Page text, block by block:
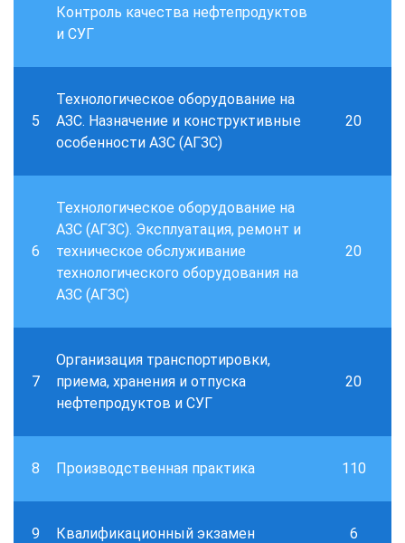
Контроль качества нефтепродуктов
и СУГ
5
Технологическое оборудование на
АЗС. Назначение и конструктивные
особенности АЗС (АГЗС)
20
6
Технологическое оборудование на
АЗС (АГЗС). Эксплуатация, ремонт и
техническое обслуживание
технологического оборудования на
АЗС (АГЗС)
20
7
Организация транспортировки,
приема, хранения и отпуска
нефтепродуктов и СУГ
20
8 Производственная практика 110
9 Квалификационный экзамен 6